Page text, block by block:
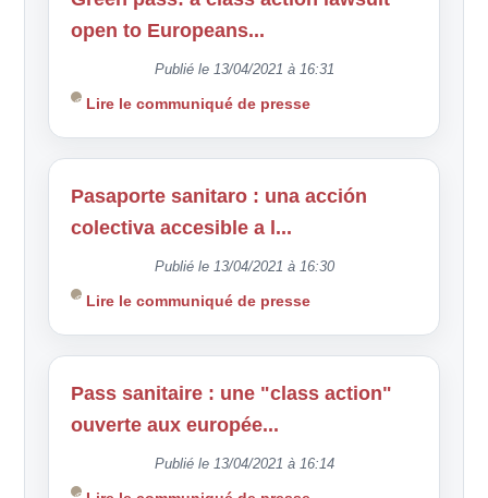
open to Europeans...
Publié le 13/04/2021 à 16:31
Lire le communiqué de presse
Pasaporte sanitaro : una acción
colectiva accesible a l...
Publié le 13/04/2021 à 16:30
Lire le communiqué de presse
Pass sanitaire : une "class action"
ouverte aux europée...
Publié le 13/04/2021 à 16:14